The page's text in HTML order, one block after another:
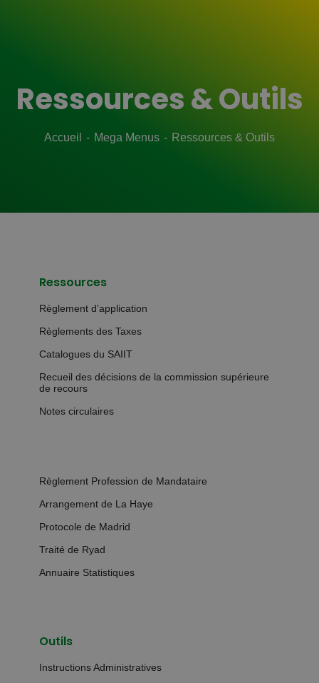
Ressources & Outils
Accueil Mega Menus Ressources & Outils
Ressources
Règlement d’application
Règlements des Taxes
Catalogues du SAIIT
Recueil des décisions de la commission supérieure
de recours
Notes circulaires
Règlement Profession de Mandataire
Arrangement de La Haye
Protocole de Madrid
Traité de Ryad
Annuaire Statistiques
Outils
Instructions Administratives